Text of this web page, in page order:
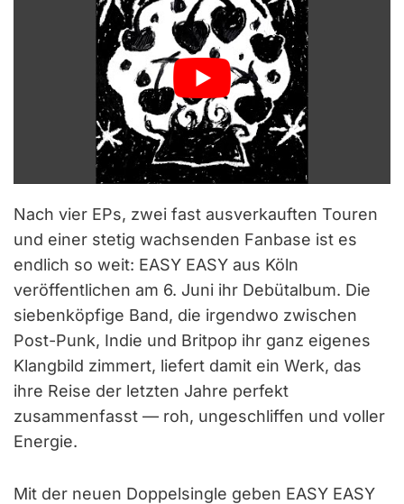
Nach vier EPs, zwei fast ausverkauften Touren
und einer stetig wachsenden Fanbase ist es
endlich so weit: EASY EASY aus Köln
veröffentlichen am 6. Juni ihr Debütalbum. Die
siebenköpfige Band, die irgendwo zwischen
Post-Punk, Indie und Britpop ihr ganz eigenes
Klangbild zimmert, liefert damit ein Werk, das
ihre Reise der letzten Jahre perfekt
zusammenfasst — roh, ungeschliffen und voller
Energie.
Mit der neuen Doppelsingle geben EASY EASY